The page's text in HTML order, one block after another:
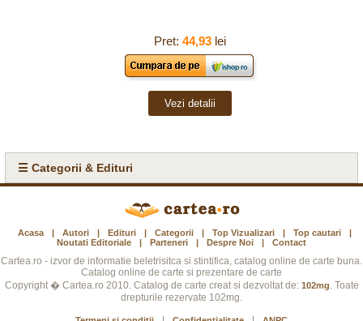
Pret: 44,93lei
Vezi detalii
☰ Categorii & Edituri
Acasa | Autori | Edituri | Categorii | Top Vizualizari | Top cautari
|
Noutati Editoriale
| Parteneri | Despre Noi | Contact
Cartea.ro - izvor de informatie beletrisitca si stintifica, catalog online de carte buna.
Catalog online de carte si prezentare de carte
Copyright � Cartea.ro 2010. Catalog de carte creat si dezvoltat de: 102mg. Toate
drepturile rezervate 102mg.